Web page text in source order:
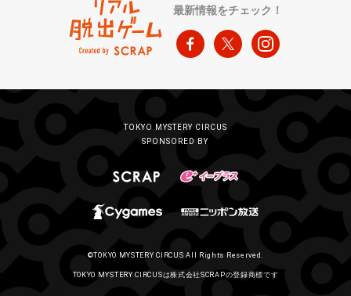
最新情報をチェック！
TOKYO MYSTERY CIRCUS
SPONSORED BY
©TOKYO MYSTERY CIRCUS All Rights Reserved.
TOKYO MYSTERY CIRCUSは株式会社SCRAPの登録商標です